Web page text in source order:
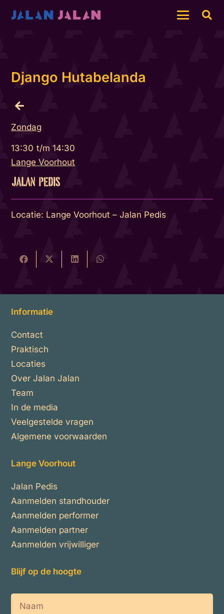
Django Hutabelanda
Zondag
13:30 t/m14:30
Lange Voorhout
Locatie: Lange Voorhout – Jalan Pedis
Informatie
Contact
Praktisch
Locaties
Over Jalan Jalan
Team
In de media
Veelgestelde vragen
Algemene voorwaarden
Lange Voorhout
Jalan Pedis
Aanmelden standhouder
Aanmelden performer
Aanmelden partner
Aanmelden vrijwilliger
Blijf op de hoogte
Naam